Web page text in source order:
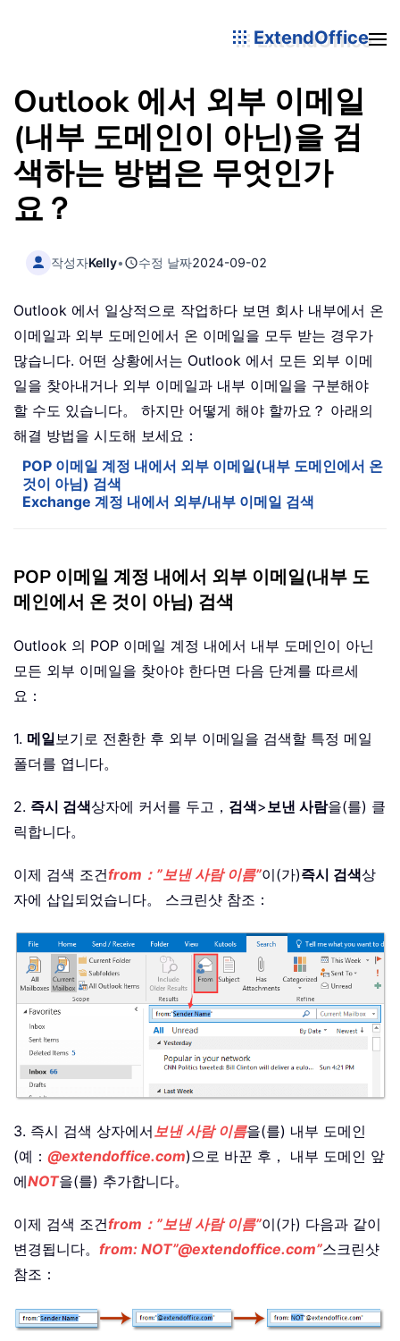
ExtendOffice
Outlook 에서 외부 이메일
(내부 도메인이 아닌)을 검
색하는 방법은 무엇인가
요？
작성자Kelly• 수정 날짜2024-09-02
Outlook 에서 일상적으로 작업하다 보면 회사 내부에서 온
이메일과 외부 도메인에서 온 이메일을 모두 받는 경우가
많습니다. 어떤 상황에서는 Outlook 에서 모든 외부 이메
일을 찾아내거나 외부 이메일과 내부 이메일을 구분해야
할 수도 있습니다。 하지만 어떻게 해야 할까요？ 아래의
해결 방법을 시도해 보세요：
POP 이메일 계정 내에서 외부 이메일(내부 도메인에서 온
것이 아님) 검색
Exchange 계정 내에서 외부/내부 이메일 검색
POP 이메일 계정 내에서 외부 이메일(내부 도
메인에서 온 것이 아님) 검색
Outlook 의 POP 이메일 계정 내에서 내부 도메인이 아닌
모든 외부 이메일을 찾아야 한다면 다음 단계를 따르세
요：
1. 메일보기로 전환한 후 외부 이메일을 검색할 특정 메일
폴더를 엽니다。
2. 즉시 검색상자에 커서를 두고， 검색>보낸 사람을(를) 클
릭합니다。
이제 검색 조건from：”보낸 사람 이름”이(가)즉시 검색상
자에 삽입되었습니다。 스크린샷 참조：
3. 즉시 검색 상자에서 보낸 사람 이름을(를) 내부 도메인
(예： @extendoffice.com)으로 바꾼 후， 내부 도메인 앞
에NOT을(를) 추가합니다。
이제 검색 조건from：”보낸 사람 이름”이(가) 다음과 같이
변경됩니다。 from: NOT”@extendoffice.com”스크린샷
참조：